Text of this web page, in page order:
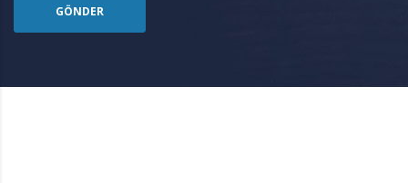
GÖNDER